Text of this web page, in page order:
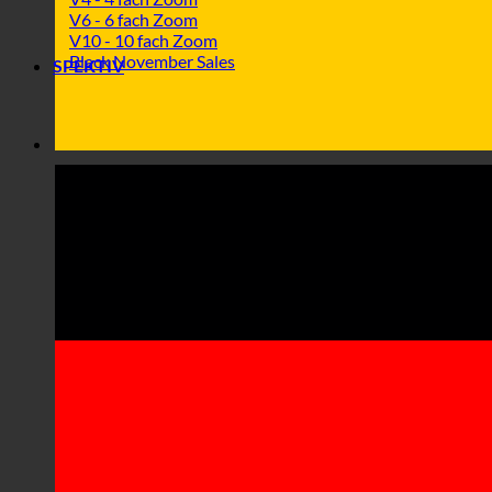
V6 - 6 fach Zoom
V10 - 10 fach Zoom
Black November Sales
SPEKTIV